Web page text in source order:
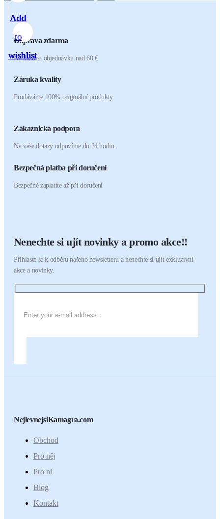
Add
to
wishlist
Add
to
wishlist
Add
to
wishlist
Add
to
wishlist
Add
to
wishlist
Add
to
wishlist
Add
to
wishlist
Doprava zdarma
Na každou objednávku nad 60 €
Záruka kvality
Prodáváme 100% originální produkty
Zákaznická podpora
Na vaše dotazy odpovíme do 24 hodin.
Bezpečná platba při doručení
Bezpečně zaplatíte až při doručení
Nenechte si ujít novinky a promo akce!!
Přihlaste se k odběru našeho newsletteru a nenechte si ujít exkluzivní
akce a novinky.
NejlevnejsiKamagra.com
Obchod
Pro něj
Pro ni
Blog
Kontakt